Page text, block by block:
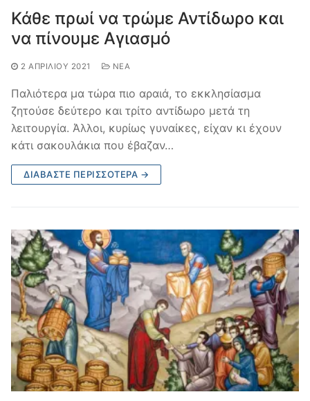
Κάθε πρωί να τρώμε Αντίδωρο και
να πίνουμε Αγιασμό
2 ΑΠΡΙΛΊΟΥ 2021 ΝΈΑ
Παλιότερα μα τώρα πιο αραιά, το εκκλησίασμα
ζητούσε δεύτερο και τρίτο αντίδωρο μετά τη
λειτουργία. Άλλοι, κυρίως γυναίκες, είχαν κι έχουν
κάτι σακουλάκια που έβαζαν…
ΔΙΑΒΆΣΤΕ ΠΕΡΙΣΣΌΤΕΡΑ →